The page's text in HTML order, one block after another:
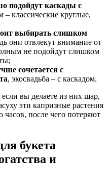
подойдут каскады с
– классические круглые,
выбирать слишком
они отвлекут внимание от
не подойдут слишком
сочетается с
, экосвадьба – с каскадом.
вы делаете из них шар,
эти капризные растения
часов, после чего потеряют
букета
и